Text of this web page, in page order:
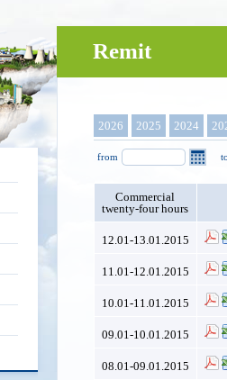
Remit
2026 2025 2024
from
Commercial
twenty-four hours
12.01-13.01.2015
11.01-12.01.2015
10.01-11.01.2015
09.01-10.01.2015
08.01-09.01.2015